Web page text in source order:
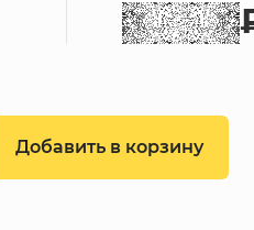
Добавить в корзину